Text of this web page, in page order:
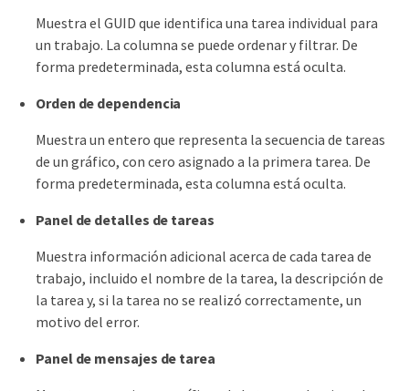
Muestra el GUID que identifica una tarea individual para
un trabajo. La columna se puede ordenar y filtrar. De
forma predeterminada, esta columna está oculta.
Orden de dependencia
Muestra un entero que representa la secuencia de tareas
de un gráfico, con cero asignado a la primera tarea. De
forma predeterminada, esta columna está oculta.
Panel de detalles de tareas
Muestra información adicional acerca de cada tarea de
trabajo, incluido el nombre de la tarea, la descripción de
la tarea y, si la tarea no se realizó correctamente, un
motivo del error.
Panel de mensajes de tarea